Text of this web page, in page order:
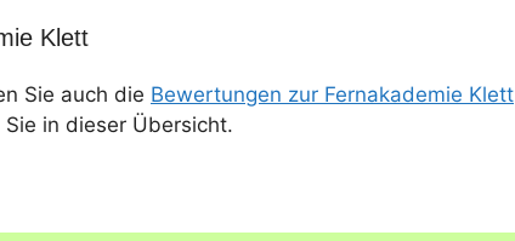
Klett
Sie auch die Bewertungen zur Fernakademie Klett
in dieser Übersicht.